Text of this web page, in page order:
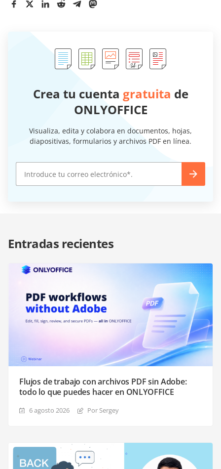
Crea tu cuenta gratuita de
ONLYOFFICE
Visualiza, edita y colabora en documentos, hojas,
diapositivas, formularios y archivos PDF en línea.
Entradas recientes
Flujos de trabajo con archivos PDF sin Adobe:
todo lo que puedes hacer en ONLYOFFICE
6 agosto 2026 Por Sergey